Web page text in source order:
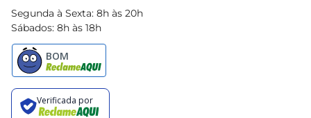
Segunda à Sexta: 8h às 20h
Sábados: 8h às 18h